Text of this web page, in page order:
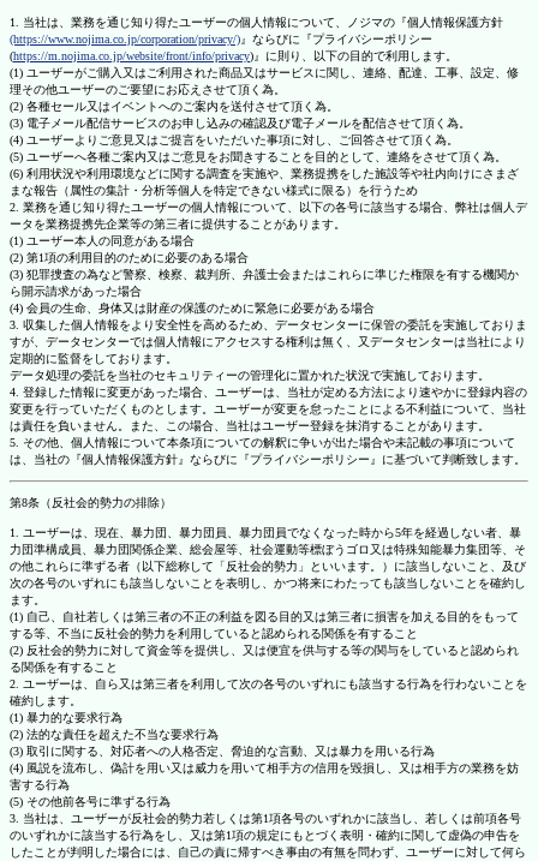
1. 当社は、業務を通じ知り得たユーザーの個人情報について、ノジマの『個人情報保護方針
(https://www.nojima.co.jp/corporation/privacy/)』ならびに『プライバシーポリシー
(https://m.nojima.co.jp/website/front/info/privacy)』に則り、以下の目的で利用します。
(1) ユーザーがご購入又はご利用された商品又はサービスに関し、連絡、配達、工事、設定、修
理その他ユーザーのご要望にお応えさせて頂く為。
(2) 各種セール又はイベントへのご案内を送付させて頂く為。
(3) 電子メール配信サービスのお申し込みの確認及び電子メールを配信させて頂く為。
(4) ユーザーよりご意見又はご提言をいただいた事項に対し、ご回答させて頂く為。
(5) ユーザーへ各種ご案内又はご意見をお聞きすることを目的として、連絡をさせて頂く為。
(6) 利用状況や利用環境などに関する調査を実施や、業務提携をした施設等や社内向けにさまざ
まな報告（属性の集計・分析等個人を特定できない様式に限る）を行うため
2. 業務を通じ知り得たユーザーの個人情報について、以下の各号に該当する場合、弊社は個人デ
ータを業務提携先企業等の第三者に提供することがあります。
(1) ユーザー本人の同意がある場合
(2) 第1項の利用目的のために必要のある場合
(3) 犯罪捜査の為など警察、検察、裁判所、弁護士会またはこれらに準じた権限を有する機関か
ら開示請求があった場合
(4) 会員の生命、身体又は財産の保護のために緊急に必要がある場合
3. 収集した個人情報をより安全性を高めるため、データセンターに保管の委託を実施しておりま
すが、データセンターでは個人情報にアクセスする権利は無く、又データセンターは当社により
定期的に監督をしております。
データ処理の委託を当社のセキュリティーの管理化に置かれた状況で実施しております。
4. 登録した情報に変更があった場合、ユーザーは、当社が定める方法により速やかに登録内容の
変更を行っていただくものとします。ユーザーが変更を怠ったことによる不利益について、当社
は責任を負いません。また、この場合、当社はユーザー登録を抹消することがあります。
5. その他、個人情報について本条項についての解釈に争いが出た場合や未記載の事項について
は、当社の『個人情報保護方針』ならびに『プライバシーポリシー』に基づいて判断致します。
第8条（反社会的勢力の排除）
1. ユーザーは、現在、暴力団、暴力団員、暴力団員でなくなった時から5年を経過しない者、暴
力団準構成員、暴力団関係企業、総会屋等、社会運動等標ぼうゴロ又は特殊知能暴力集団等、そ
の他これらに準ずる者（以下総称して「反社会的勢力」といいます。）に該当しないこと、及び
次の各号のいずれにも該当しないことを表明し、かつ将来にわたっても該当しないことを確約し
ます。
(1) 自己、自社若しくは第三者の不正の利益を図る目的又は第三者に損害を加える目的をもって
する等、不当に反社会的勢力を利用していると認められる関係を有すること
(2) 反社会的勢力に対して資金等を提供し、又は便宜を供与する等の関与をしていると認められ
る関係を有すること
2. ユーザーは、自ら又は第三者を利用して次の各号のいずれにも該当する行為を行わないことを
確約します。
(1) 暴力的な要求行為
(2) 法的な責任を超えた不当な要求行為
(3) 取引に関する、対応者への人格否定、脅迫的な言動、又は暴力を用いる行為
(4) 風説を流布し、偽計を用い又は威力を用いて相手方の信用を毀損し、又は相手方の業務を妨
害する行為
(5) その他前各号に準ずる行為
3. 当社は、ユーザーが反社会的勢力若しくは第1項各号のいずれかに該当し、若しくは前項各号
のいずれかに該当する行為をし、又は第1項の規定にもとづく表明・確約に関して虚偽の申告を
したことが判明した場合には、自己の責に帰すべき事由の有無を問わず、ユーザーに対して何ら